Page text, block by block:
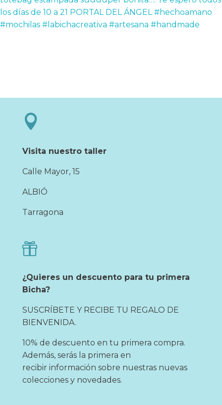

Visita nuestro taller
Calle Mayor, 15
ALBIÓ
Tarragona

¿Quieres un descuento para tu primera
Bicha?
SUSCRÍBETE Y RECIBE TU REGALO DE
BIENVENIDA.
10% de descuento en tu primera compra.
Además, serás la primera en
recibir información sobre nuestras nuevas
colecciones y novedades.